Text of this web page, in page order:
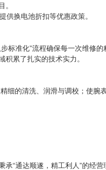
。
换电池折扣等优惠政策。
标准化”流程确保每一次维修
累了扎实的技术实力。
细的清洗、润滑与调校；使腕
“通达顺遂，精工利人”的经